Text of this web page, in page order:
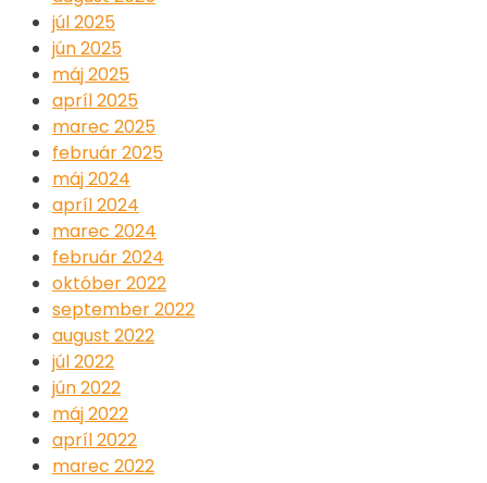
júl 2025
jún 2025
máj 2025
apríl 2025
marec 2025
február 2025
máj 2024
apríl 2024
marec 2024
február 2024
október 2022
september 2022
august 2022
júl 2022
jún 2022
máj 2022
apríl 2022
marec 2022